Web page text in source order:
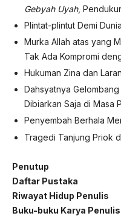
Gebyah Uyah,
Plintat-plintut Demi Dunia
Murka Allah atas yang
Tak Ada Kompromi
Hukuman Zina dan
Dahsyatnya
Dibiarkan Saja di Masa
Penyembah Berhala
Tragedi Tanjung Priok
Penutup
Daftar Pustaka
Riwayat Hidup Penulis
Buku-buku Karya Penulis